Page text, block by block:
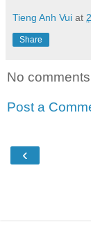
Tieng Anh Vui at
Share
No
Post a
‹